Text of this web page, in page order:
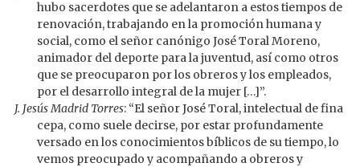
hubo sacerdotes que se adelantaron a estos tiempos de
renovación, trabajando en la promoción humana y
social, como el señor canónigo José Toral Moreno,
animador del deporte para la juventud, así como otros
que se preocuparon por los obreros y los empleados,
por el desarrollo integral de la mujer […]”.
J. Jesús Madrid Torres: “El señor José Toral, intelectual de fina
cepa, como suele decirse, por estar profundamente
versado en los conocimientos bíblicos de su tiempo, lo
vemos preocupado y acompañando a obreros y